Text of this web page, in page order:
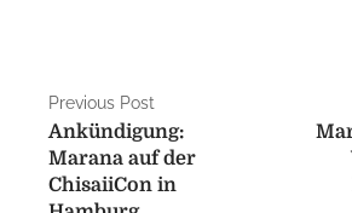
Previous Post
Ankündigung:
Marana auf der
ChisaiiCon in